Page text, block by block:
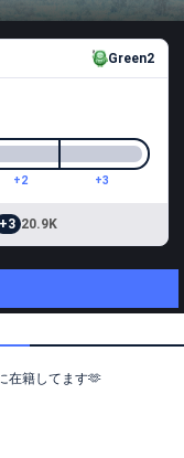
Green2
+2 +3
+3 20.9K
在籍してます🫶